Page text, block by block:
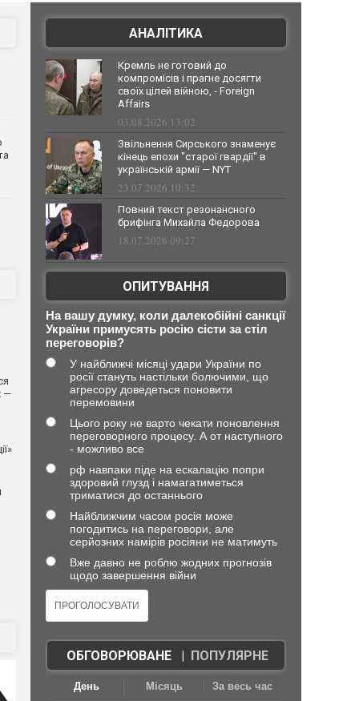
—
АНАЛІТИКА
Кремль не готовий до
компромісів і прагне досягти
своїх цілей війною, - Foreign
Affairs
03.08.2026 13:02
Звільнення Сирського знаменує
кінець епохи "старої гвардії" в
українській армії — NYT
23.07.2026 10:32
Повний текст резонансного
брифінга Михайла Федорова
18.07.2026 09:27
ОПИТУВАННЯ
На вашу думку, коли далекобійні санкції
України примусять росію сісти за стіл
переговорів?
У найближчі місяці удари України по
росії стануть настільки болючими, що
агресору доведеться поновити
перемовини
Цього року не варто чекати поновлення
переговорного процесу. А от наступного
- можливо все
рф навпаки піде на ескалацію попри
здоровий глузд і намагатиметься
триматися до останнього
Найближчим часом росія може
погодитись на переговори, але
серйозних намірів росіяни не матимуть
Вже давно не роблю жодних прогнозів
щодо завершення війни
ОБГОВОРЮВАНЕ| ПОПУЛЯРНЕ
День Місяць За весь час